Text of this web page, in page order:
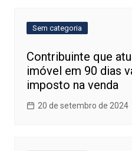
Sem categoria
Contribuinte que
imóvel em 90 dias
imposto na venda
20 de setembro de 2024